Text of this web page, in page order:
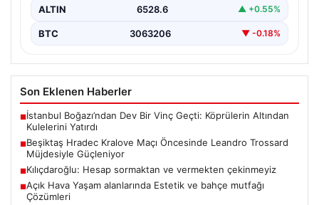
ALTIN 6528.6 ▲ +0.55%
BTC 3063206 ▼ -0.18%
Son Eklenen Haberler
■İstanbul Boğazı’ndan Dev Bir Vinç Geçti: Köprülerin Altından
Kulelerini Yatırdı
■Beşiktaş Hradec Kralove Maçı Öncesinde Leandro Trossard
Müjdesiyle Güçleniyor
■Kılıçdaroğlu: Hesap sormaktan ve vermekten çekinmeyiz
■Açık Hava Yaşam alanlarında Estetik ve bahçe mutfağı
Çözümleri